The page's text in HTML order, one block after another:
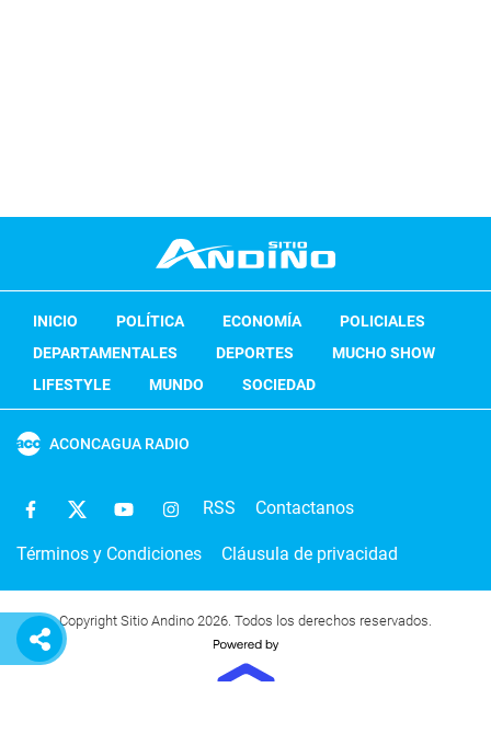
INICIO POLÍTICA ECONOMÍA
POLICIALES
DEPARTAMENTALES
DEPORTES
MUCHO SHOW
LIFESTYLE
MUNDO SOCIEDAD
ACONCAGUA RADIO
RSS Contactanos
Términos y Condiciones Cláusula de privacidad
Copyright Sitio Andino 2026. Todos los derechos reservados.